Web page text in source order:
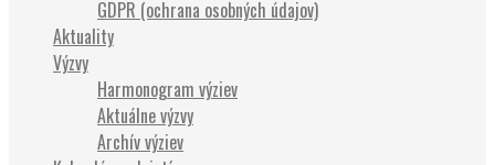
GDPR (ochrana osobných údajov)
Aktuality
Výzvy
Harmonogram výziev
Aktuálne výzvy
Archív výziev